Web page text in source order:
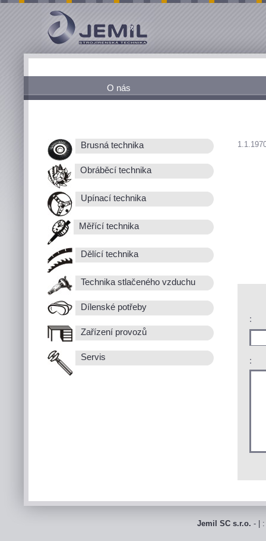
O nás
Brusná technika
Obráběcí technika
Upínací technika
Měřící technika
Dělící technika
Technika stlačeného vzduchu
Dílenské potřeby
Zařízení provozů
Servis
:
:
Jemil SC s.r.o. - |